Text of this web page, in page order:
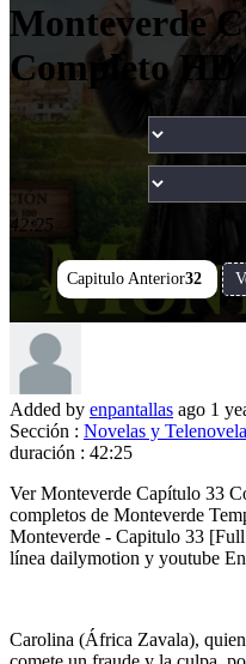
Monteverde
Completo HD
42:25
Capitulo Anterior32
Added by enpantallas ago 1
Sección : Novelas y
duración : 42:25
Ver Monteverde Capítulo 33
completos de Monteverde
Monteverde - Capitulo 33
línea dailymotion y youtube
Carolina (África Zavala),